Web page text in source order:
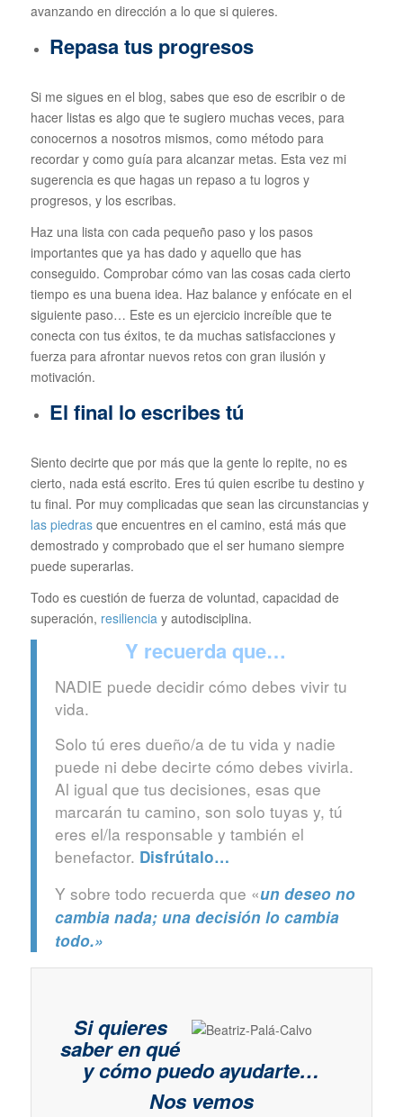
avanzando en dirección a lo que si quieres.
Repasa tus progresos
Si me sigues en el blog, sabes que eso de escribir o de
hacer listas es algo que te sugiero muchas veces, para
conocernos a nosotros mismos, como método para
recordar y como guía para alcanzar metas. Esta vez mi
sugerencia es que hagas un repaso a tu logros y
progresos, y los escribas.
Haz una lista con cada pequeño paso y los pasos
importantes que ya has dado y aquello que has
conseguido. Comprobar cómo van las cosas cada cierto
tiempo es una buena idea. Haz balance y enfócate en el
siguiente paso… Este es un ejercicio increíble que te
conecta con tus éxitos, te da muchas satisfacciones y
fuerza para afrontar nuevos retos con gran ilusión y
motivación.
El final lo escribes tú
Siento decirte que por más que la gente lo repite, no es
cierto, nada está escrito. Eres tú quien escribe tu destino y
tu final. Por muy complicadas que sean las circunstancias y
las piedrasque encuentres en el camino, está más que
demostrado y comprobado que el ser humano siempre
puede superarlas.
Todo es cuestión de fuerza de voluntad, capacidad de
superación, resilienciay autodisciplina.
Y recuerda que…
NADIE puede decidir cómo debes vivir tu
vida.
Solo tú eres dueño/a de tu vida y nadie
puede ni debe decirte cómo debes vivirla.
Al igual que tus decisiones, esas que
marcarán tu camino, son solo tuyas y, tú
eres el/la responsable y también el
benefactor. Disfrútalo…
Y sobre todo recuerda que «un deseo no
cambia nada; una decisión lo cambia
todo.»
Si quieres
saber en qué
y cómo puedo ayudarte…
Nos vemos